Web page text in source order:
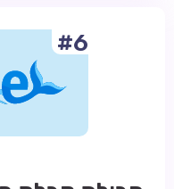
#6